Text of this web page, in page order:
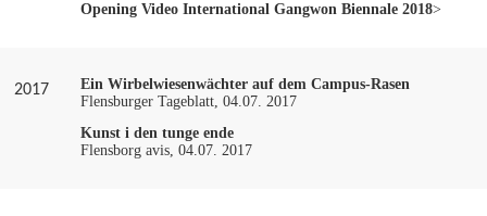
Opening Video International Gangwon Biennale 2018>
2017
Ein Wirbelwiesenwächter auf dem Campus-Rasen
Flensburger Tageblatt, 04.07. 2017
Kunst i den tunge ende
Flensborg avis, 04.07. 2017